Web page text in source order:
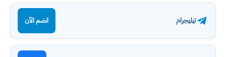
تيليجرام انضم الآن